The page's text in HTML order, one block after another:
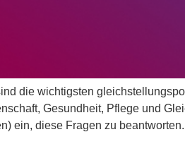
die wichtigsten
Gesundheit, Pflege und
ein, diese Fragen zu